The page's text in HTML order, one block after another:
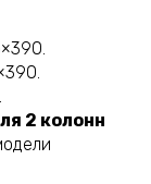
2 колонн